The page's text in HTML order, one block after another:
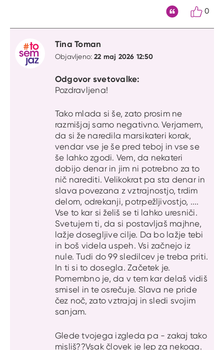
0
Tina Toman
Objavljeno:22 maj 2026 12:50
Odgovor svetovalke:
Pozdravljena!
Tako mlada si še, zato prosim ne
razmišjaj samo negativno. Verjamem,
da si že naredila marsikateri korak,
vendar vse je še pred teboj in vse se
še lahko zgodi. Vem, da nekateri
dobijo denar in jim ni potrebno za to
nič narediti. Velikokrat pa sta denar in
slava povezana z vztrajnostjo, trdim
delom, odrekanji, potrpežljivostjo, ....
Vse to kar si želiš se ti lahko uresniči.
Svetujem ti, da si postavljaš majhne,
lažje dosegljive cilje. Da bo lažje tebi
in boš videla uspeh. Vsi začnejo iz
nule. Tudi do 99 sledilcev je treba priti.
In ti si to dosegla. Začetek je.
Pomembno je, da v tem kar delaš vidiš
smisel in te osrečuje. Slava ne pride
čez noč, zato vztrajaj in sledi svojim
sanjam.
Glede tvojega izgleda pa - zakaj tako
misliš??Vsak človek je lep za nekoga.